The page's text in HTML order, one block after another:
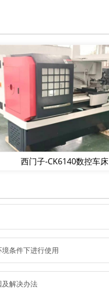
西门子-CK6140数控车床
条件下进行使用
解决办法